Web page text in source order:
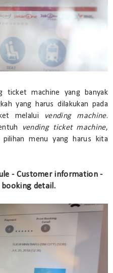
ticket machine yang banyak
yang harus dilakukan pada
melalui
vending machine.
vending ticket machine,
menu yang harus kita
- Customer information -
detail.